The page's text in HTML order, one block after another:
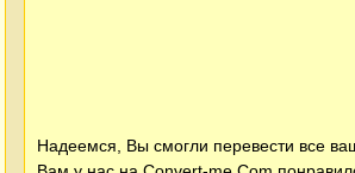
Надеемся, Вы смогли перевести все